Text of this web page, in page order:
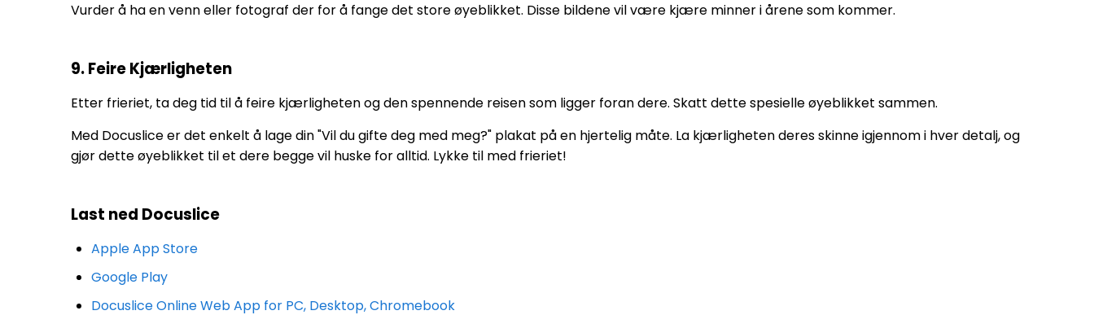
Vurder å ha en venn eller fotograf der for å fange det store øyeblikket. Disse bildene vil være kjære minner i årene som kommer.
9. Feire Kjærligheten
Etter frieriet, ta deg tid til å feire kjærligheten og den spennende reisen som ligger foran dere. Skatt dette spesielle øyeblikket sammen.
Med Docuslice er det enkelt å lage din "Vil du gifte deg med meg?" plakat på en hjertelig måte. La kjærligheten deres skinne igjennom i hver detalj, og
gjør dette øyeblikket til et dere begge vil huske for alltid. Lykke til med frieriet!
Last ned Docuslice
Apple App Store
Google Play
Docuslice Online Web App for PC, Desktop, Chromebook